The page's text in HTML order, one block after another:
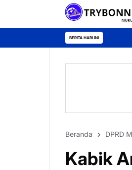
BERITA HARI INI
Beranda DPRD
Kabik